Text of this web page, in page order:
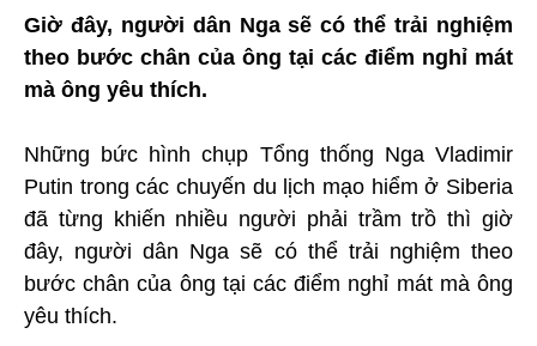
Giờ đây, người dân Nga sẽ có thể trải nghiệm
theo bước chân của ông tại các điểm nghỉ mát
mà ông yêu thích.
Những bức hình chụp Tổng thống Nga Vladimir
Putin trong các chuyến du lịch mạo hiểm ở Siberia
đã từng khiến nhiều người phải trầm trồ thì giờ
đây, người dân Nga sẽ có thể trải nghiệm theo
bước chân của ông tại các điểm nghỉ mát mà ông
yêu thích.